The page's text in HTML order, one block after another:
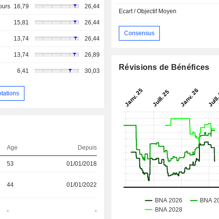
16,79 26,44
15,81 26,44
13,74 26,44
13,74 26,89
6,41 30,03
Age Depuis
53 01/01/2018
44 01/01/2022
- -
Ecart / Objectif Moyen
Consensus
Révisions de Bénéfices